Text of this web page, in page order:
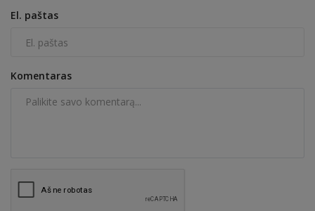
El. paštas
Komentaras